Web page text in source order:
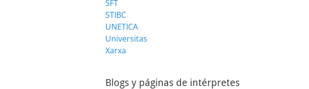
SFT
STIBC
UNETICA
Universitas
Xarxa
Blogs y páginas de intérpretes